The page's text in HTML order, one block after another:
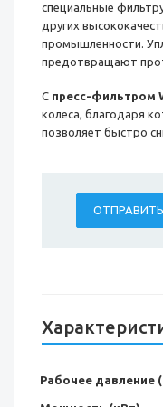
специальные
других
промышленности.
предотвращают
С пресс-фильтром
колеса, благодаря
позволяет быстро
Рабочее давление